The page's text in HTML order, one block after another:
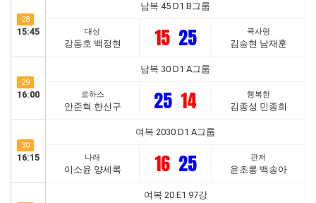
28
15:45
남복 45 D1 B그룹
대성
강동호 백정현 15 25 콕사랑
김승현 남재훈
29
16:00
남복 30 D1 A그룹
로하스
안준혁 한신구 25 14 행복한
김종성 민종희
30
16:15
여복 2030 D1 A그룹
나래
이소윤 양세록 16 25 관저
윤초롱 백송아
여복 20 E1 97강